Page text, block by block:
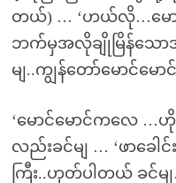
တယ်) … ‘ဟယ်လို…မော
ဘက်မှအလိုချိုမြိန်သေ
မျ..ကျွန်တော်မောင်မော
‘မောင်မောင်ကလေ
လည်းခင်မျ … ‘ဖာခေါ
ကြီး..ဟုတ်ပါတယ် ခင်